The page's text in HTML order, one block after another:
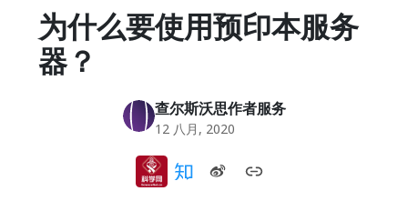
为什么要使用预印本服务
器？
查尔斯沃思作者服务
12 八月, 2020